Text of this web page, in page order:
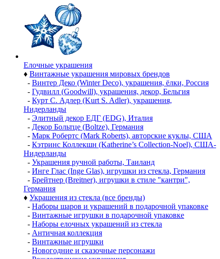
Елочные украшения
♦ Винтажные украшения мировых брендов
- Винтер Деко (Winter Deco), украшения, ёлки, Россия
- Гудвилл (Goodwill), украшения, декор, Бельгия
- Курт С. Адлер (Kurt S. Adler), украшения,
Нидерланды
- Элитный декор ЕДГ (EDG), Италия
- Декор Больтце (Boltze), Германия
- Марк Робертс (Mark Roberts), авторские куклы, США
- Кэтринс Коллекшн (Katherine’s Collection-Noel), США-
Нидерланды
- Украшения ручной работы, Таиланд
- Инге Глас (Inge Glas), игрушки из стекла, Германия
- Брейтнер (Breitner), игрушки в стиле "кантри",
Германия
♦ Украшения из стекла (все бренды)
- Наборы шаров и украшений в подарочной упаковке
- Винтажные игрушки в подарочной упаковке
- Наборы елочных украшений из стекла
- Античная коллекция
- Винтажные игрушки
- Новогодние и сказочные персонажи